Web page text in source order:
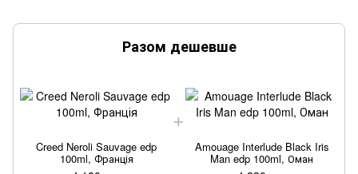
Разом дешевше
Creed Neroli Sauvage edp
100ml, Франція
Amouage Interlude Black Iris
Man edp 100ml, Оман